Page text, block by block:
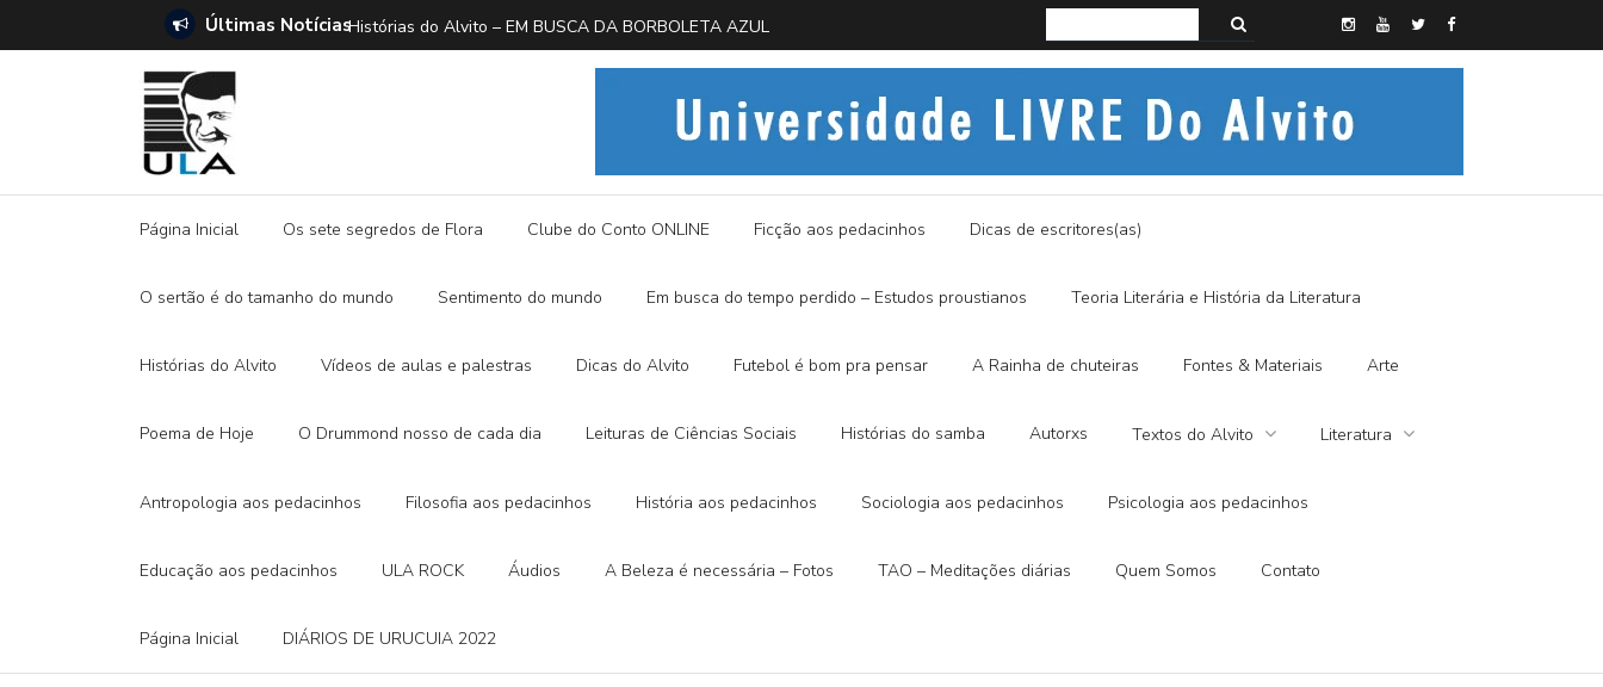
Últimas Notícias
E A DITADURA DIGITAL Histórias do Alvito – EM BUSCA DA BORBOLETA AZUL Histórias do Alvito – SEMI-MÍSTICO, SIM SENHOR
Página Inicial Os sete segredos de Flora Clube do Conto ONLINE Ficção aos pedacinhos Dicas de escritores(as)
O sertão é do tamanho do mundo Sentimento do mundo Em busca do tempo perdido – Estudos proustianos Teoria Literária e História da Literatura
Histórias do Alvito Vídeos de aulas e palestras Dicas do Alvito Futebol é bom pra pensar A Rainha de chuteiras Fontes & Materiais Arte
Poema de Hoje O Drummond nosso de cada dia Leituras de Ciências Sociais Histórias do samba Autorxs Textos do Alvito Literatura
Antropologia aos pedacinhos Filosofia aos pedacinhos História aos pedacinhos Sociologia aos pedacinhos Psicologia aos pedacinhos
Educação aos pedacinhos ULA ROCK Áudios A Beleza é necessária – Fotos TAO – Meditações diárias Quem Somos Contato
Página Inicial DIÁRIOS DE URUCUIA 2022